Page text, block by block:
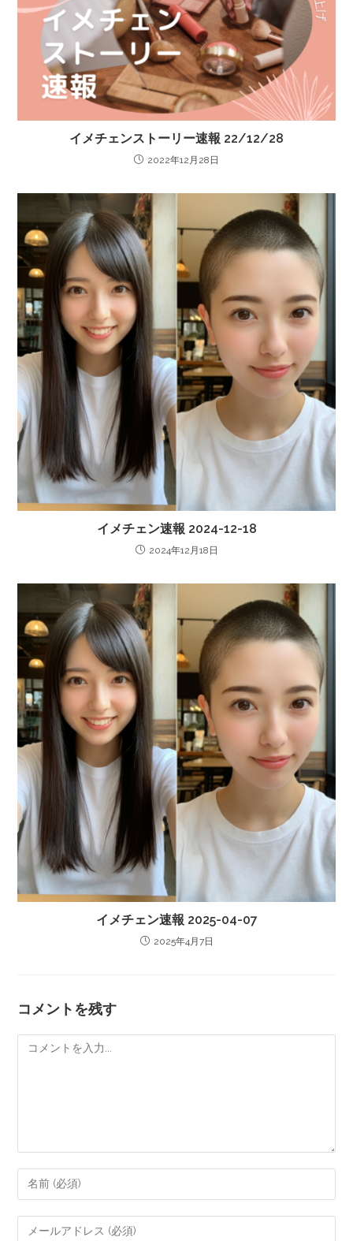
イメチェンストーリー速報 22/12/28
2022年12月28日
イメチェン速報 2024-12-18
2024年12月18日
イメチェン速報 2025-04-07
2025年4月7日
コメントを残す